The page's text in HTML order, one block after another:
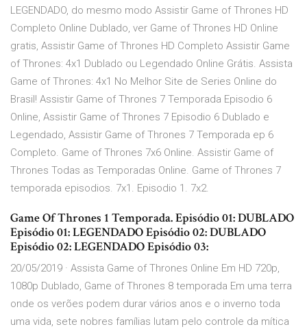
LEGENDADO, do mesmo modo Assistir Game of Thrones HD
Completo Online Dublado, ver Game of Thrones HD Online
gratis, Assistir Game of Thrones HD Completo Assistir Game
of Thrones: 4x1 Dublado ou Legendado Online Grátis. Assista
Game of Thrones: 4x1 No Melhor Site de Series Online do
Brasil! Assistir Game of Thrones 7 Temporada Episodio 6
Online, Assistir Game of Thrones 7 Episodio 6 Dublado e
Legendado, Assistir Game of Thrones 7 Temporada ep 6
Completo. Game of Thrones 7x6 Online. Assistir Game of
Thrones Todas as Temporadas Online. Game of Thrones 7
temporada episodios. 7x1. Episodio 1. 7x2.
Game Of Thrones 1 Temporada. Episódio 01: DUBLADO
Episódio 01: LEGENDADO Episódio 02: DUBLADO
Episódio 02: LEGENDADO Episódio 03:
20/05/2019 · Assista Game of Thrones Online Em HD 720p,
1080p Dublado, Game of Thrones 8 temporada Em uma terra
onde os verões podem durar vários anos e o inverno toda
uma vida, sete nobres famílias lutam pelo controle da mítica